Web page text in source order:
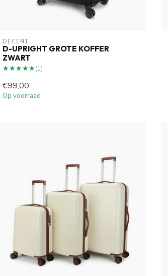
DECENT
D-UPRIGHT GROTE KOFFER
ZWART
★★★★★
★★★★★(1)
€99,00
Op voorraad